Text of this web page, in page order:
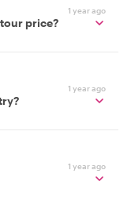
1 year ago
price?
1 year ago
1 year ago